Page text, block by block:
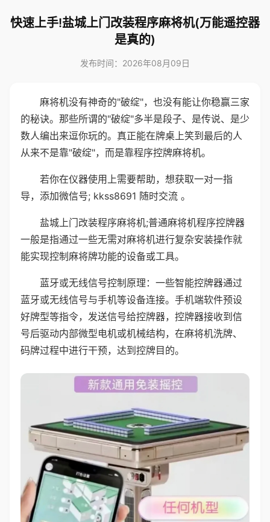
快速上手!盐城上门改装程序麻将机(万能遥控器
是真的)
发布时间：2026年08月09日
麻将机没有神奇的"破绽"，也没有能让你稳赢三家
的秘诀。那些所谓的"破绽"多半是段子、是传说、是少
数人编出来逗你玩的。真正能在牌桌上笑到最后的人
从来不是靠"破绽"，而是靠程序控牌麻将机。
若你在仪器使用上需要帮助，想获取一对一指
导，添加微信号; kkss8691 随时交流 。
盐城上门改装程序麻将机;普通麻将机程序控牌器
一般是指通过一些无需对麻将机进行复杂安装操作就
能实现控制麻将牌功能的设备或工具。
蓝牙或无线信号控制原理：一些智能控牌器通过
蓝牙或无线信号与手机等设备连接。手机端软件预设
好牌型等指令，发送信号给控牌器，控牌器接收到信
号后驱动内部微型电机或机械结构，在麻将机洗牌、
码牌过程中进行干预，达到控牌目的。